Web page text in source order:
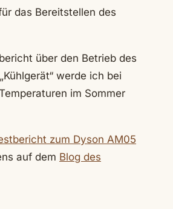
das Bereitstellen des
über den Betrieb des
werde ich bei
im Sommer
zum Dyson AM05
auf dem Blog des